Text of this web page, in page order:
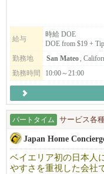
◆◇もっと我々を知りた
EK FOOD SERVICES
http://
http://
Interview / インタビュー
http://
給与
時給 DOE
DOE from $19 + Tip
勤務地
San Mateo,
勤務時間
10:00～21:00
パートタイム サービス各
Japan Home
ベイエリア初の日本人
やすさを重視した会社